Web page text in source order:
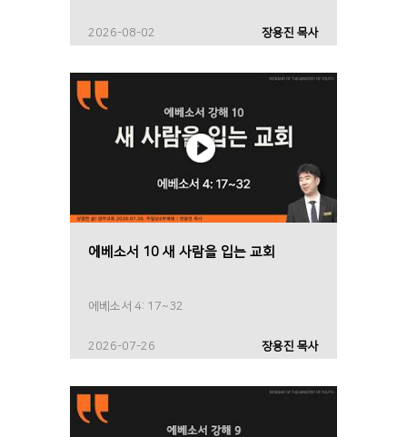
2026-08-02 장용진 목사
에베소서 10 새 사람을 입는 교회
에베소서 4: 17~32
2026-07-26 장용진 목사